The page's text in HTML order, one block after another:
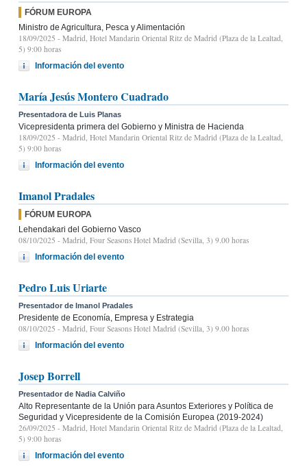
FÓRUM EUROPA
Ministro de Agricultura, Pesca y Alimentación
18/09/2025 - Madrid, Hotel Mandarin Oriental Ritz de Madrid (Plaza de la Lealtad,
5) 9:00 horas
Información del evento
María Jesús Montero Cuadrado
Presentadora de Luis Planas
Vicepresidenta primera del Gobierno y Ministra de Hacienda
18/09/2025 - Madrid, Hotel Mandarin Oriental Ritz de Madrid (Plaza de la Lealtad,
5) 9:00 horas
Información del evento
Imanol Pradales
FÓRUM EUROPA
Lehendakari del Gobierno Vasco
08/10/2025 - Madrid, Four Seasons Hotel Madrid (Sevilla, 3) 9.00 horas
Información del evento
Pedro Luis Uriarte
Presentador de Imanol Pradales
Presidente de Economía, Empresa y Estrategia
08/10/2025 - Madrid, Four Seasons Hotel Madrid (Sevilla, 3) 9.00 horas
Información del evento
Josep Borrell
Presentador de Nadia Calviño
Alto Representante de la Unión para Asuntos Exteriores y Política de
Seguridad y Vicepresidente de la Comisión Europea (2019-2024)
26/09/2025 - Madrid, Hotel Mandarin Oriental Ritz de Madrid (Plaza de la Lealtad,
5) 9:00 horas
Información del evento